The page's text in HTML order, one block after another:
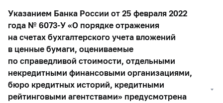
Указанием Банка России от 25 февраля 2022
года № 6073-У «О порядке отражения
на счетах бухгалтерского учета вложений
в ценные бумаги, оцениваемые
по справедливой стоимости, отдельными
некредитными финансовыми организациями,
бюро кредитных историй, кредитными
рейтинговыми агентствами» предусмотрена